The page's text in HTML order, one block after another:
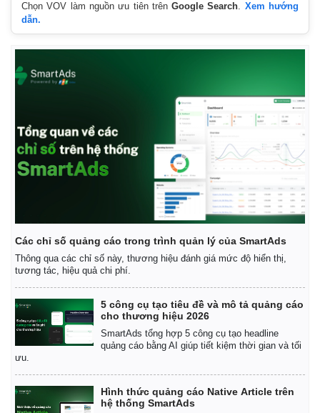
Kinh tế
Bất động sản
Khởi nghiệp
Giá vàng
Tiêu dùng
Tỷ giá
Chứng khoán
Giá cà phê
Chọn VOV làm nguồn ưu tiên trênGoogle Search. Xem hướng
dẫn.
Các chỉ số quảng cáo trong trình quản lý của SmartAds
Thông qua các chỉ số này, thương hiệu đánh giá mức độ hiển thị,
tương tác, hiệu quả chi phí.
5 công cụ tạo tiêu đề và mô tả quảng cáo
cho thương hiệu 2026
SmartAds tổng hợp 5 công cụ tạo headline
quảng cáo bằng AI giúp tiết kiệm thời gian và tối
ưu.
Hình thức quảng cáo Native Article trên
hệ thống SmartAds